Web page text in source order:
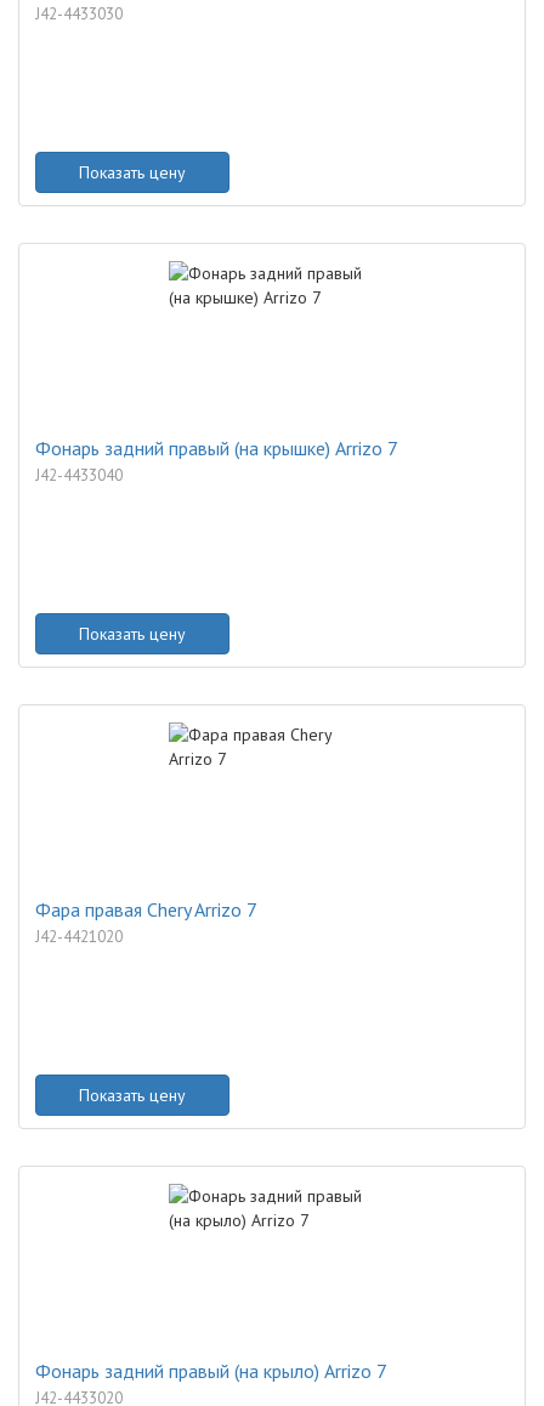
J42-4433030
Показать цену
Фонарь задний правый (на крышке) Arrizo 7
J42-4433040
Показать цену
Фара правая Chery Arrizo 7
J42-4421020
Показать цену
Фонарь задний правый (на крыло) Arrizo 7
J42-4433020